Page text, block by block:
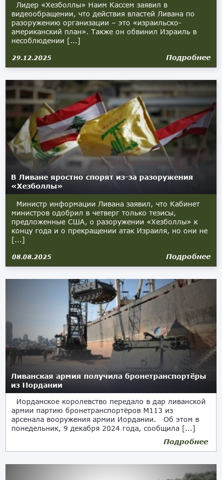
Лидер «Хезболлы» Наим Кассем заявил в
видеообращении, что действия властей Ливана по
разоружению организации – это «израильско-
американский план». Также он обвинил Израиль в
несоблюдении [...]
29.12.2025 Подробнее
В Ливане яростно спорят из-за разоружения
«Хезболлы»
Министр информации Ливана заявил, что Кабинет
министров одобрил в четверг только тезисы,
предложенные США, о разоружении «Хезболлы» к
концу года и о прекращении атак Израиля, но они не
[...]
08.08.2025 Подробнее
Ливанская армия получила бронетранспортёры
из Иордании
Иорданское королевство передало в дар ливанской
армии партию бронетранспортёров M113 из
арсенала вооружения армии Иордании. Об этом в
понедельник, 9 декабря 2024 года, сообщила [...]
Подробнее